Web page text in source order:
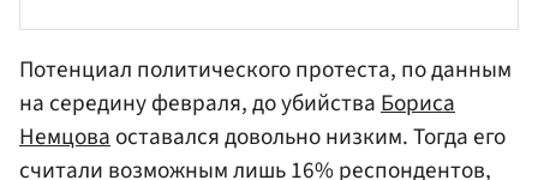
Потенциал политического протеста, по данным
на середину февраля, до убийстваБориса
Немцоваоставался довольно низким. Тогда его
считали возможным лишь 16% респондентов,